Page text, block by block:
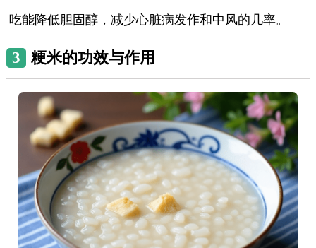
吃能降低胆固醇，减少心脏病发作和中风的几率。
3 粳米的功效与作用